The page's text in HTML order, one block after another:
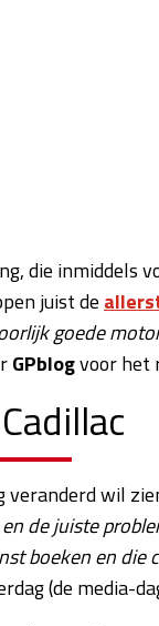
die inmiddels
juist de
goede
GPblogvoor het
wil
de juiste
boeken en
(de media-